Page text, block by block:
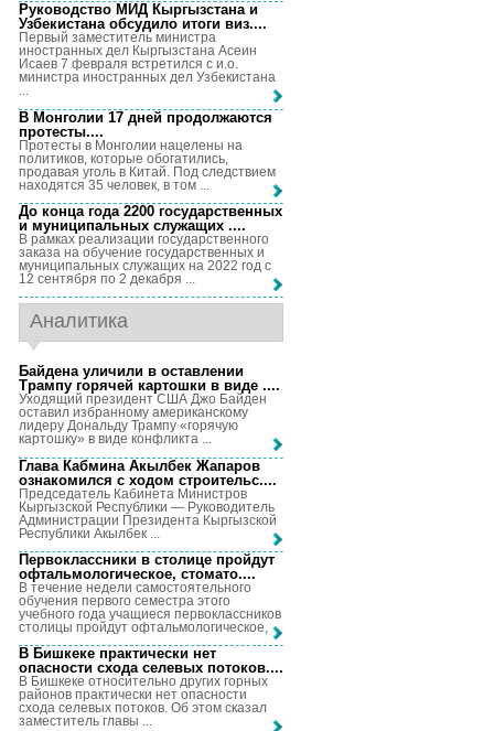
Руководство МИД Кыргызстана и
Узбекистана обсудило итоги виз....
Первый заместитель министра
иностранных дел Кыргызстана Асеин
Исаев 7 февраля встретился с и.о.
министра иностранных дел Узбекистана
...
В Монголии 17 дней продолжаются
протесты....
Протесты в Монголии нацелены на
политиков, которые обогатились,
продавая уголь в Китай. Под следствием
находятся 35 человек, в том ...
До конца года 2200 государственных
и муниципальных служащих ....
В рамках реализации государственного
заказа на обучение государственных и
муниципальных служащих на 2022 год с
12 сентября по 2 декабря ...
Аналитика
Байдена уличили в оставлении
Трампу горячей картошки в виде ....
Уходящий президент США Джо Байден
оставил избранному американскому
лидеру Дональду Трампу «горячую
картошку» в виде конфликта ...
Глава Кабмина Акылбек Жапаров
ознакомился с ходом строительс....
Председатель Кабинета Министров
Кыргызской Республики — Руководитель
Администрации Президента Кыргызской
Республики Акылбек ...
Первоклассники в столице пройдут
офтальмологическое, стомато....
В течение недели самостоятельного
обучения первого семестра этого
учебного года учащиеся первоклассников
столицы пройдут офтальмологическое, ...
В Бишкеке практически нет
опасности схода селевых потоков....
В Бишкеке относительно других горных
районов практически нет опасности
схода селевых потоков. Об этом сказал
заместитель главы ...